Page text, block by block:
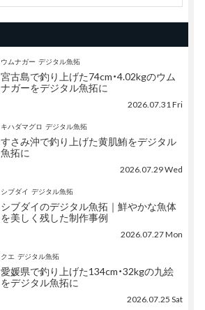
ウムナガー デジタル魚拓
宮古島で釣り上げた74cm・4.02kgのウム
ナガーをデジタル魚拓に
2026.07.31 Fri
キハダマグロ デジタル魚拓
すさみ沖で釣り上げた黄肌鮪をデジタル
魚拓に
2026.07.29 Wed
シブダイ デジタル魚拓
シブダイのデジタル魚拓｜鮮やかな魚体
を美しく残した制作事例
2026.07.27 Mon
クエ デジタル魚拓
愛媛県で釣り上げた134cm・32kgの九絵
をデジタル魚拓に
2026.07.25 Sat